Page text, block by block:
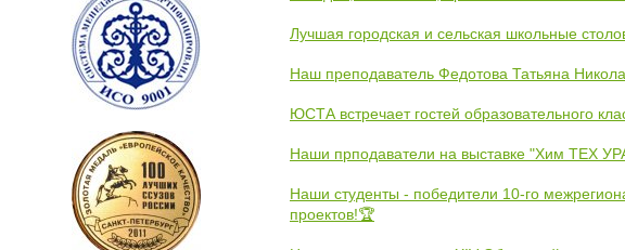
Лучшая городская и сельская школьные
Наш преподаватель Федотова Татьяна
ЮСТА встречает гостей образовательного
Наши прподаватели на выставке "Хим ТЕХ
Наши студенты - победители 10-го
проектов!🏆